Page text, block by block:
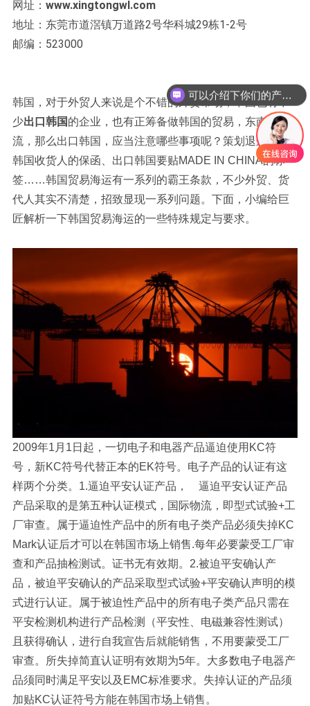
网址： www.xingtongwl.com
地址：东莞市道滘镇万道路2号华科城29栋1-2号
邮编：523000
韩国，对于外贸人来说是个不错的外贸市场，中国也有不
少出口韩国的企业，也有正筹备做韩国的贸易，东南亚物
流，那么出口韩国，应当注意哪些事项呢？策划退运必要
韩国收货人的保函、出口韩国要贴MADE IN CHINA的标
签……韩国贸易海运有一系列的霸王条款，不少外贸、货
代人其实不清楚，招致显现一系列问题。下面，小编给巨
匠解析一下韩国贸易海运的一些特殊规定与要求。
2009年1月1日起，一切电子和电器产品逼迫使用KC符
号，新KC符号代替正本的EK符号。电子产品的认证有这
样两个分类。1.逼迫平安认证产品， 逼迫平安认证产品
产品采取的是第五种认证模式，国际物流，即型式试验+工
厂审查。属于逼迫性产品中的所有电子类产品必须失掉KC
Mark认证后才可以在韩国市场上销售.每年必要蒙受工厂审
查和产品抽检测试。证书无有效期。2.被迫平安确认产
品，被迫平安确认的产品采取型式试验+平安确认声明的模
式进行认证。属于被迫性产品中的所有电子类产品只需在
平安检测机构进行产品检测（平安性、电磁兼容性测试）
且获得确认，进行自我宣告后就能销售，不用要蒙受工厂
审查。所失掉简直认证明有效期为5年。大多数电子电器产
品须同时满足平安以及EMC标准要求。失掉认证的产品须
加贴KC认证符号方能在韩国市场上销售。
可以介绍下你们的产品么？